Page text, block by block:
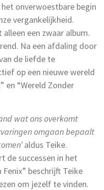
onverwoestbare begin
vergankelijkheid.
een zwaar album.
Na een afdaling door
de liefde te
op een nieuwe wereld
en “Wereld Zonder
wat ons overkomt
omgaan bepaalt
aldus Teike.
de successen in het
Fenix” beschrijft Teike
om jezelf te vinden.